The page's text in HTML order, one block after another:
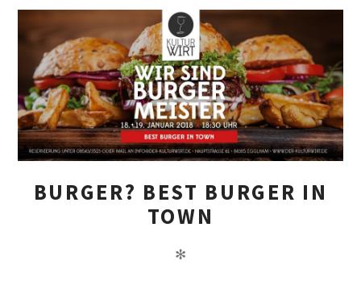
BURGER? BEST BURGER IN
TOWN
✻